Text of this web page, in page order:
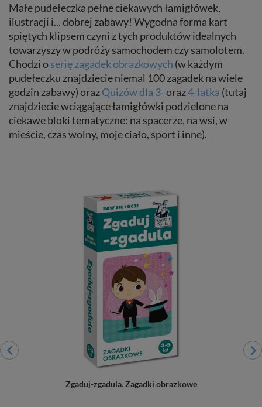
Małe pudełeczka pełne ciekawych łamigłówek,
ilustracji i... dobrej zabawy! Wygodna forma kart
spiętych klipsem czyni z tych produktów idealnych
towarzyszy w podróży samochodem czy samolotem.
Chodzi oserię zagadek obrazkowych (w każdym
pudełeczku znajdziecie niemal 100 zagadek na wiele
godzin zabawy) orazQuizów dla 3-oraz4-latka (tutaj
znajdziecie wciągające łamigłówki podzielone na
ciekawe bloki tematyczne: na spacerze, na wsi, w
mieście, czas wolny, moje ciało, sport i inne).
Zgaduj-zgadula. Zagadki obrazkowe